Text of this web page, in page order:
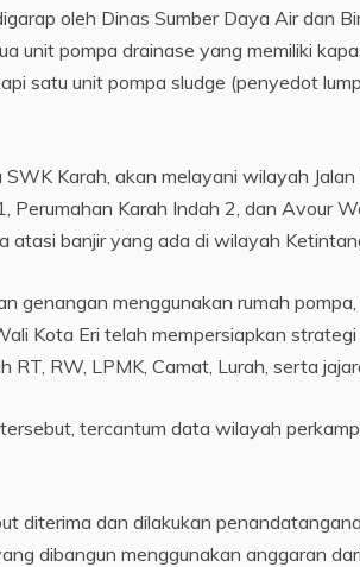
oleh Dinas Sumber Daya Air dan
unit pompa drainase yang memiliki
satu unit pompa sludge (penyedot
Karah, akan melayani wilayah Jalan
Perumahan Karah Indah 2, dan Avour
atasi banjir yang ada di wilayah
genangan menggunakan rumah
Kota Eri telah mempersiapkan
RT, RW, LPMK, Camat, Lurah, serta
tercantum data wilayah
diterima dan dilakukan
dibangun menggunakan anggaran